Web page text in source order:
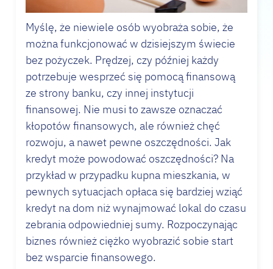
Myślę, że niewiele osób wyobraża sobie, że
można funkcjonować w dzisiejszym świecie
bez pożyczek. Prędzej, czy później każdy
potrzebuje wesprzeć się pomocą finansową
ze strony banku, czy innej instytucji
finansowej. Nie musi to zawsze oznaczać
kłopotów finansowych, ale również chęć
rozwoju, a nawet pewne oszczędności. Jak
kredyt może powodować oszczędności? Na
przykład w przypadku kupna mieszkania, w
pewnych sytuacjach opłaca się bardziej wziąć
kredyt na dom niż wynajmować lokal do czasu
zebrania odpowiedniej sumy. Rozpoczynając
biznes również ciężko wyobrazić sobie start
bez wsparcie finansowego.